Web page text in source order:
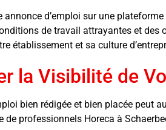
annonce d’emploi sur une
de travail attrayantes et des
établissement et sa culture
la Visibilité de
bien rédigée et bien placée
de professionnels Horeca à